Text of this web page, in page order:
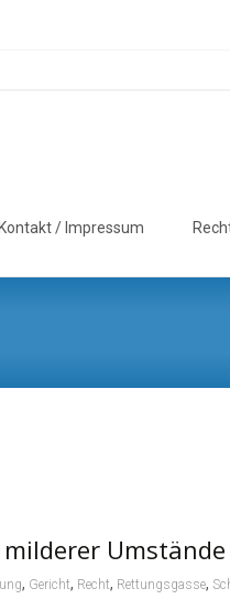
Kontakt / Impressum
, Gericht, Recht, Rettungsgasse,